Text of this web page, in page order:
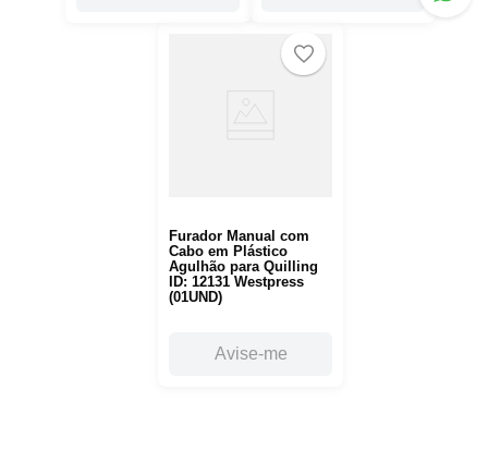
Furador Manual com
Cabo em Plástico
Agulhão para Quilling
ID: 12131 Westpress
(01UND)
Avise-me